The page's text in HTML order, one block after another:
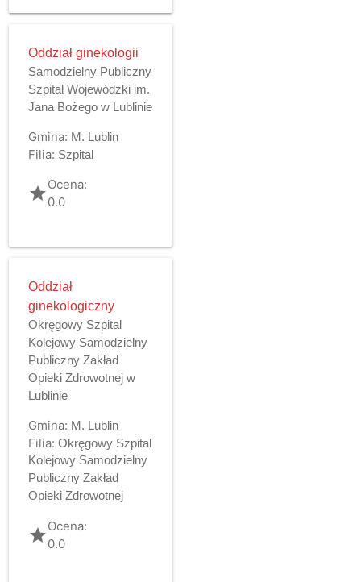
Oddział ginekologii
Samodzielny Publiczny
Szpital Wojewódzki im.
Jana Bożego w Lublinie
Gmina: M. Lublin
Filia: Szpital
gradeOcena:
0.0
Oddział
ginekologiczny
Okręgowy Szpital
Kolejowy Samodzielny
Publiczny Zakład
Opieki Zdrowotnej w
Lublinie
Gmina: M. Lublin
Filia: Okręgowy Szpital
Kolejowy Samodzielny
Publiczny Zakład
Opieki Zdrowotnej
gradeOcena:
0.0